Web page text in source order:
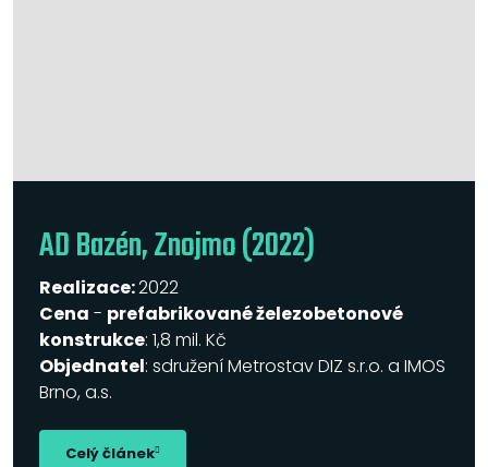
AD Bazén, Znojmo (2022)
Realizace:2022
Cena - prefabrikované železobetonové
konstrukce: 1,8 mil. Kč
Objednatel: sdružení Metrostav DIZ s.r.o. a IMOS
Brno, a.s.
Celý článek